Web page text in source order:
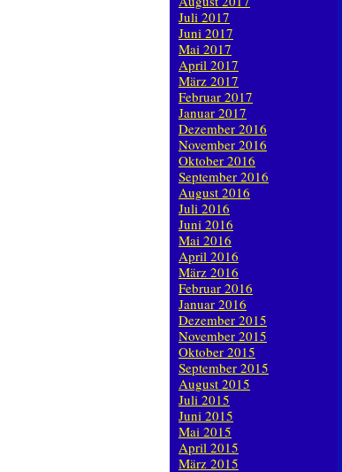
Juli 2017
Juni 2017
Mai 2017
April 2017
März 2017
Februar 2017
Januar 2017
Dezember 2016
November 2016
Oktober 2016
September 2016
August 2016
Juli 2016
Juni 2016
Mai 2016
April 2016
März 2016
Februar 2016
Januar 2016
Dezember 2015
November 2015
Oktober 2015
September 2015
August 2015
Juli 2015
Juni 2015
Mai 2015
April 2015
März 2015